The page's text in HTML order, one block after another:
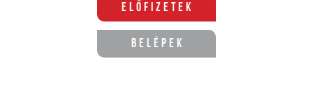
Előfizetek
Belépek